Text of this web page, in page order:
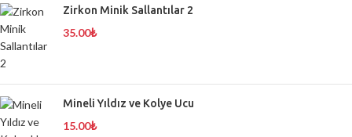
Zirkon Minik Sallantılar 2
35.00₺
Mineli Yıldız ve Kolye Ucu
15.00₺